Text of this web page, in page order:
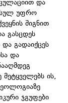
და
სულ უფრო
შიგნით
გასცდეს
გადაიქცეს
და
ის,
ჯგუფები